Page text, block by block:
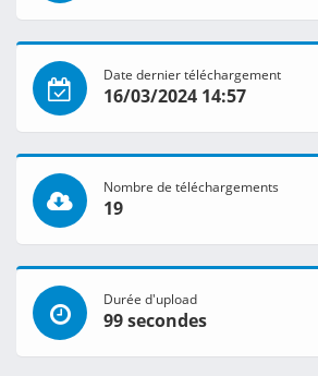
Date dernier téléchargement
16/03/2024 14:57
Nombre de téléchargements
19
Durée d'upload
99 secondes